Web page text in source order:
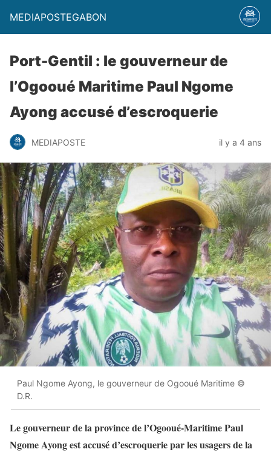
MEDIAPOSTEGABON
Port-Gentil : le gouverneur de
l’Ogooué Maritime Paul Ngome
Ayong accusé d’escroquerie
MEDIAPOSTE il y a 4 ans
Paul Ngome Ayong, le gouverneur de Ogooué Maritime ©
D.R.
Le gouverneur de la province de l’Ogooué-Maritime Paul
Ngome Ayong est accusé d’escroquerie par les usagers de la